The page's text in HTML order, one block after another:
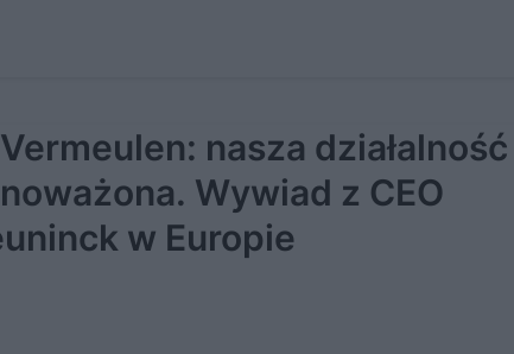
nasza
Wywiad z CEO
w Europie